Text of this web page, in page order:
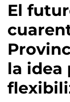
El
la idea